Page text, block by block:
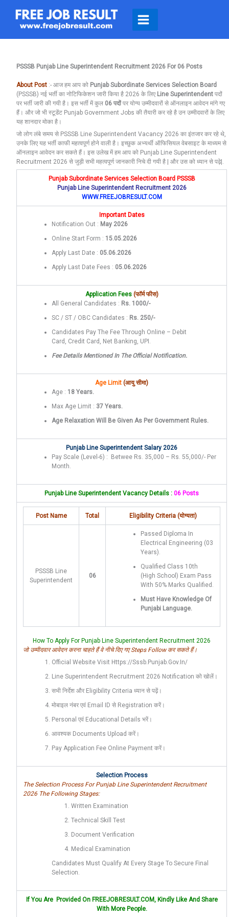
Content
PSSSB Punjab Line Superintendent Recruitment 2026 For 06 Posts
About Post :- आज हम आप को Punjab Subordinate Services Selection Board
(PSSSB) नई भर्ती का नोटिफिकेशन जारी किया है 2026 के लिए Line Superintendent पदों
पर भर्ती जारी की गयी है। इस भर्ती में कुल 06 पदोंपर योग्य उम्मीदवारों से ऑनलाइन आवेदन मांगे गए
हैं। और जो भी स्टूडेंट Punjab Government Jobs की तैयारी कर रहे है उन उम्मीदवारों के लिए
यह शानदार मोका है।
जो लोग लंबे समय से PSSSB Line Superintendent Vacancy 2026 का इंतजार कर रहे थे,
उनके लिए यह भर्ती काफी महत्वपूर्ण होने वाली है। इच्छुक अभ्यर्थी ऑफिसियल वेबसाइट के माध्यम से
ऑनलाइन आवेदन कर सकते हैं। इस उलेख में हम आप को Punjab Line Superintendent
Recruitment 2026 से जुड़ी सभी महत्वपूर्ण जानकारी निचे दी गयी है | और उस को ध्यान से पढ़े|.
Punjab Subordinate Services Selection BoardPSSSB
Punjab Line Superintendent Recruitment 2026
WWW.FREEJOBRESULT.COM
Important Dates
Notification Out : May 2026
Online Start Form : 15.05.2026
Apply Last Date : 05.06.2026
Apply Last Date Fees : 05.06.2026
Application Fees (फॉर्म फीस)
All General Candidates : Rs. 1000/-
SC / ST / OBC Candidates : Rs. 250/-
Candidates Pay The Fee Through Online – Debit
Card, Credit Card, Net Banking, UPI.
Fee Details Mentioned In The Official Notification.
Age Limit (आयु सीमा)
Age : 18 Years.
Max Age Limit : 37 Years.
Age Relaxation Will Be Given As Per Government Rules.
Punjab Line Superintendent Salary 2026
Pay Scale (Level-6) : Betwee Rs. 35,000 – Rs. 55,000/- Per
Month.
Punjab Line Superintendent Vacancy Details : 06 Posts
Post Name Total Eligibility Criteria (योग्यता)
PSSSB Line
Superintendent
06
Passed Diploma In
Electrical Engineering (03
Years).
Qualified Class 10th
(High School) Exam Pass
With 50% Marks Qualified.
Must Have Knowledge Of
Punjabi Language.
How To Apply For Punjab Line Superintendent Recruitment 2026
जो उम्मीदवार आवेदन करना चाहते हैं वे नीचे दिए गए Steps Follow कर सकते हैं।
Official Website Visit Https://sssb.punjab.gov.in/
Line Superintendent Recruitment 2026 Notification को खोलें।
सभी निर्देश और Eligibility Criteria ध्यान से पढ़ें।
मोबाइल नंबर एवं Email ID से Registration करें।
Personal एवं Educational Details भरें।
आवश्यक Documents Upload करें।
Pay Application Fee Online Payment करें।
Selection Process
The Selection Process For Punjab Line Superintendent Recruitment
2026 The Following Stages:
Written Examination
Technical Skill Test
Document Verification
Medical Examination
Candidates Must Qualify At Every Stage To Secure Final
Selection.
If You Are Provided On FREEJOBRESULT.COM, Kindly Like And Share
With More People.